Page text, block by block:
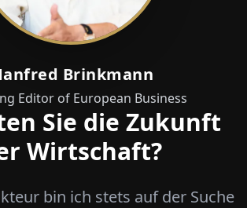
Brinkmann
Editor of European Business
Sie die Zukunft
Wirtschaft?
bin ich stets auf der Suche